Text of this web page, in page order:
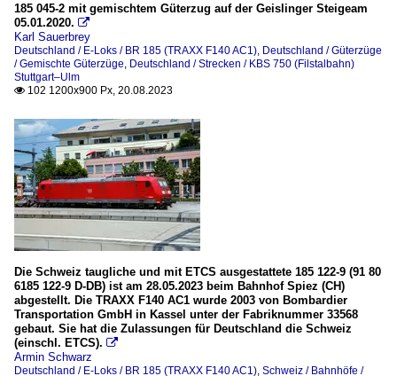
185 045-2 mit gemischtem Güterzug auf der Geislinger Steigeam
05.01.2020. 
Karl Sauerbrey
Deutschland / E-Loks / BR 185 (TRAXX F140 AC1) Deutschland / Güterzüge
/ Gemischte Güterzüge Deutschland / Strecken / KBS 750 (Filstalbahn)
Stuttgart–Ulm
 102 1200x900 Px, 20.08.2023
Die Schweiz taugliche und mit ETCS ausgestattete 185 122-9 (91 80
6185 122-9 D-DB) ist am 28.05.2023 beim Bahnhof Spiez (CH)
abgestellt. Die TRAXX F140 AC1 wurde 2003 von Bombardier
Transportation GmbH in Kassel unter der Fabriknummer 33568
gebaut. Sie hat die Zulassungen für Deutschland die Schweiz
(einschl. ETCS). 
Armin Schwarz
Deutschland / E-Loks / BR 185 (TRAXX F140 AC1) Schweiz / Bahnhöfe /